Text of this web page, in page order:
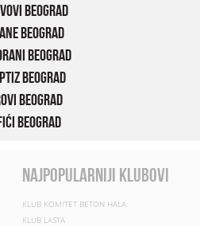
Beograd
Beograd
Beograd
Beograd
Beograd
Beograd
najpopularniji klubovi
KLUB KOMITET BETON HALA
KLUB LASTA